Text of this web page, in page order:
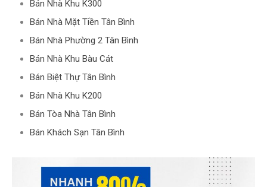
Bán Nhà Khu K300
Bán Nhà Mặt Tiền Tân Bình
Bán Nhà Phường 2 Tân Bình
Bán Nhà Khu Bàu Cát
Bán Biệt Thự Tân Bình
Bán Nhà Khu K200
Bán Tòa Nhà Tân Bình
Bán Khách Sạn Tân Bình